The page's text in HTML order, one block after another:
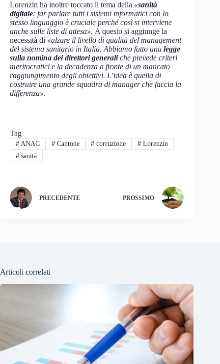
Lorenzin ha inoltre toccato il tema della «sanità
digitale: far parlare tutti i sistemi informatici con lo
stesso linguaggio è cruciale perché così si interviene
anche sulle liste di attesa». A questo si aggiunge la
necessità di «alzare il livello di qualità del management
del sistema sanitario in Italia. Abbiamo fatto una legge
sulla nomina dei direttori generaliche prevede criteri
meritocratici e la decadenza a fronte di un mancato
raggiungimento degli obiettivi. L’idea è quella di
costruire una grande squadra di manager che faccia la
differenza».
Tag
#ANAC #Cantone # corruzione # Lorenzin
#sanità
PRECEDENTE PROSSIMO
Articoli correlati